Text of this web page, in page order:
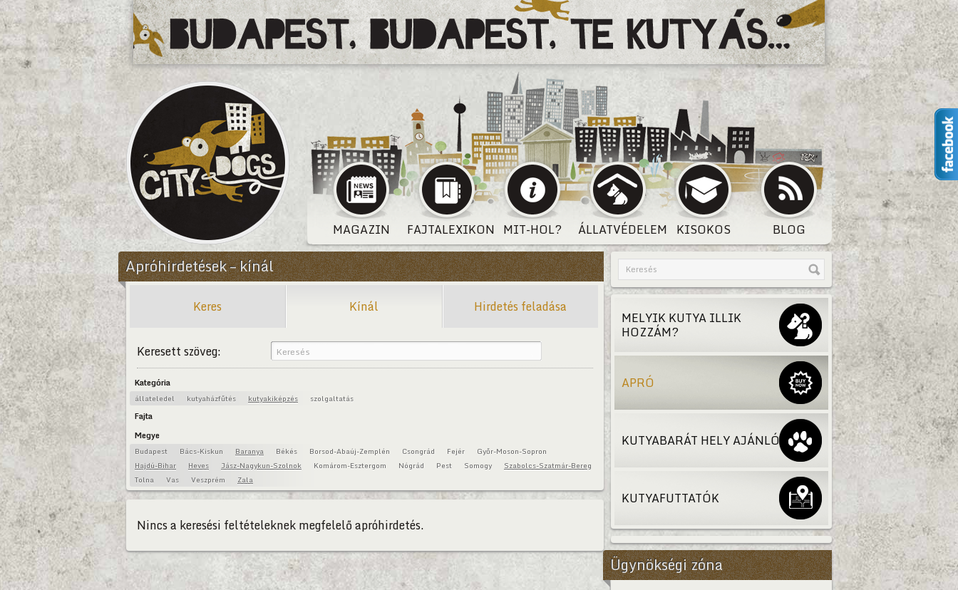
CityDogs
MAGAZIN FAJTALEXIKON MIT-HOL? ÁLLATVÉDELEM KISOKOS BLOG
Apróhirdetések – kínál
Keres Kínál Hirdetés feladása
Keresett szöveg:
Kategória
állateledel kutyaházfűtés kutyakiképzés szolgaltatás
Fajta
Megye
Budapest Bács-Kiskun Baranya Békés Borsod-Abaúj-Zemplén Csongrád Fejér
Győr-Moson-Sopron
Hajdú-Bihar
Heves Jász-Nagykun-Szolnok Komárom-Esztergom Nógrád Pest Somogy
Szabolcs-Szatmár-Bereg
Tolna
Vas Veszprém Zala
Nincs a keresési feltételeknek megfelelő apróhirdetés.
MELYIK KUTYA ILLIK
HOZZÁM?
APRÓ
KUTYABARÁT HELY AJÁNLÓ
KUTYAFUTTATÓK
Ügynökségi zóna